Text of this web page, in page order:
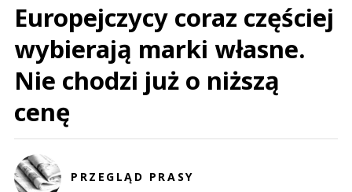
Europejczycy coraz częściej
wybierają marki własne.
Nie chodzi już o niższą
cenę
PRZEGLĄD PRASY